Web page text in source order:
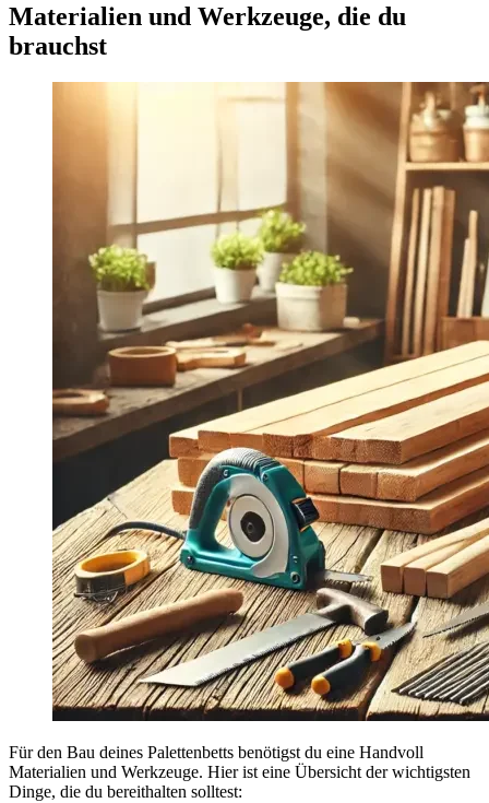
Materialien und Werkzeuge, die du
brauchst
Für den Bau deines Palettenbetts benötigst du eine Handvoll
Materialien und Werkzeuge. Hier ist eine Übersicht der wichtigsten
Dinge, die du bereithalten solltest: